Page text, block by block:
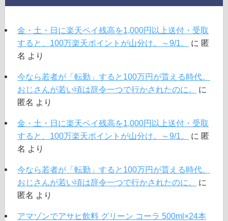
金・土・日に楽天ペイ残高を1,000円以上送付・受取
すると、100万楽天ポイントが山分け。～9/1。
に 匿
名 より
今なら若者が「転勤」すると100万円が貰える時代。
おじさんが若い頃は辞令一つで行かされたのに。
に
匿名 より
金・土・日に楽天ペイ残高を1,000円以上送付・受取
すると、100万楽天ポイントが山分け。～9/1。
に 匿
名 より
今なら若者が「転勤」すると100万円が貰える時代。
おじさんが若い頃は辞令一つで行かされたのに。
に
匿名 より
アマゾンでアサヒ飲料 グリーン コーラ 500ml×24本